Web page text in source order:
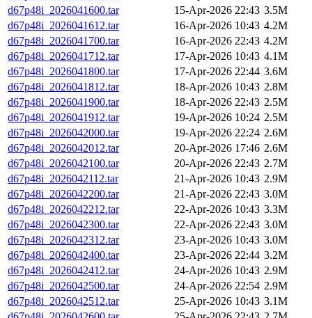
d67p48i_2026041600.tar
15-Apr-2026 22:43 3.5M
d67p48i_2026041612.tar
16-Apr-2026 10:43 4.2M
d67p48i_2026041700.tar
16-Apr-2026 22:43 4.2M
d67p48i_2026041712.tar
17-Apr-2026 10:43 4.1M
d67p48i_2026041800.tar
17-Apr-2026 22:44 3.6M
d67p48i_2026041812.tar
18-Apr-2026 10:43 2.8M
d67p48i_2026041900.tar
18-Apr-2026 22:43 2.5M
d67p48i_2026041912.tar
19-Apr-2026 10:24 2.5M
d67p48i_2026042000.tar
19-Apr-2026 22:24 2.6M
d67p48i_2026042012.tar
20-Apr-2026 17:46 2.6M
d67p48i_2026042100.tar
20-Apr-2026 22:43 2.7M
d67p48i_2026042112.tar
21-Apr-2026 10:43 2.9M
d67p48i_2026042200.tar
21-Apr-2026 22:43 3.0M
d67p48i_2026042212.tar
22-Apr-2026 10:43 3.3M
d67p48i_2026042300.tar
22-Apr-2026 22:43 3.0M
d67p48i_2026042312.tar
23-Apr-2026 10:43 3.0M
d67p48i_2026042400.tar
23-Apr-2026 22:44 3.2M
d67p48i_2026042412.tar
24-Apr-2026 10:43 2.9M
d67p48i_2026042500.tar
24-Apr-2026 22:54 2.9M
d67p48i_2026042512.tar
25-Apr-2026 10:43 3.1M